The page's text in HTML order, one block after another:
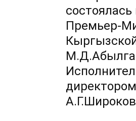
состоялась
Премьер-